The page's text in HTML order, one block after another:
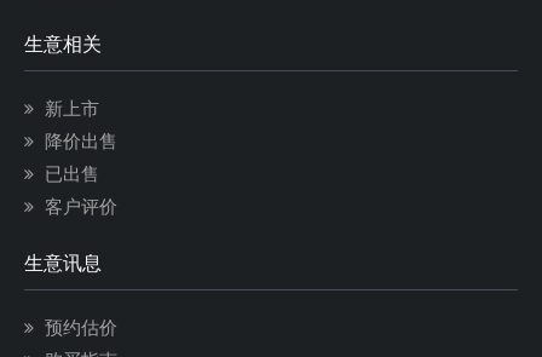
生意相关
新上市
降价出售
已出售
客户评价
生意讯息
预约估价